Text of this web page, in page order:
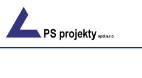
content